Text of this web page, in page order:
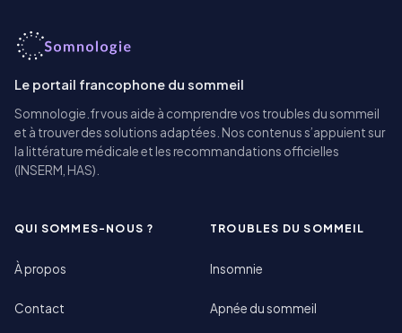
Le portail francophone du sommeil
Somnologie.fr vous aide à comprendre vos troubles du sommeil
et à trouver des solutions adaptées. Nos contenus s’appuient sur
la littérature médicale et les recommandations officielles
(INSERM, HAS).
QUI SOMMES-NOUS ?
À propos
Contact
TROUBLES DU SOMMEIL
Insomnie
Apnée du sommeil